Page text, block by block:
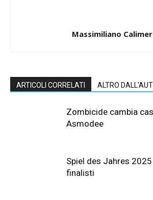
Massimiliano
ARTICOLI CORRELATI ALTRO
Zombicide cambia
Asmodee
Spiel des Jahres
finalisti